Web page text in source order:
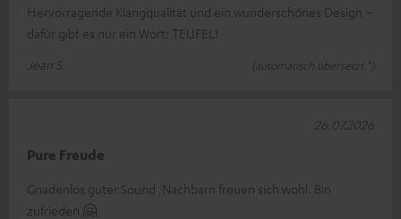
Hervorragende Klangqualität und ein wunderschönes Design –
dafür gibt es nur ein Wort: TEUFEL!
Jean S.
(automatisch übersetzt *)
Pure Freude
Gnadenlos guter Sound ,Nachbarn freuen sich wohl. Bin
zufrieden 🤗
26.07.2026